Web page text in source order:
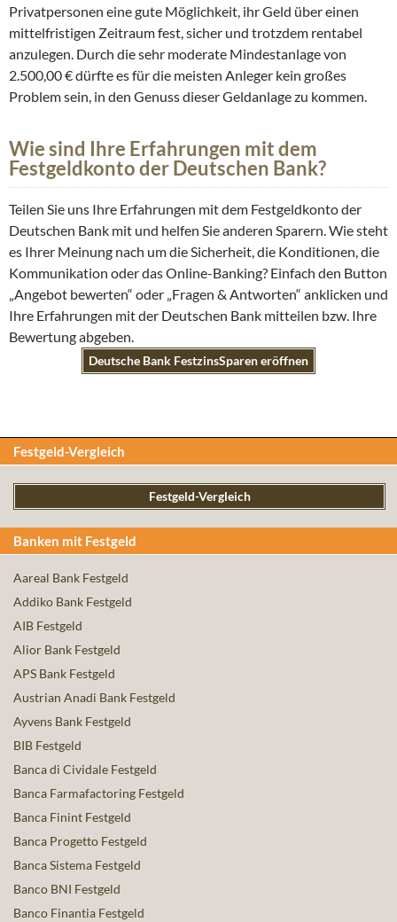
Privatpersonen eine gute Möglichkeit, ihr Geld über einen
mittelfristigen Zeitraum fest, sicher und trotzdem rentabel
anzulegen. Durch die sehr moderate Mindestanlage von
2.500,00 € dürfte es für die meisten Anleger kein großes
Problem sein, in den Genuss dieser Geldanlage zu kommen.
Wie sind Ihre Erfahrungen mit dem
Festgeldkonto der Deutschen Bank?
Teilen Sie uns Ihre Erfahrungen mit dem Festgeldkonto der
Deutschen Bank mit und helfen Sie anderen Sparern. Wie steht
es Ihrer Meinung nach um die Sicherheit, die Konditionen, die
Kommunikation oder das Online-Banking? Einfach den Button
„Angebot bewerten“ oder „Fragen & Antworten“ anklicken und
Ihre Erfahrungen mit der Deutschen Bank mitteilen bzw. Ihre
Bewertung abgeben.
Deutsche Bank FestzinsSparen eröffnen
Festgeld-Vergleich
Festgeld-Vergleich
Banken mit Festgeld
Aareal Bank Festgeld
Addiko Bank Festgeld
AIB Festgeld
Alior Bank Festgeld
APS Bank Festgeld
Austrian Anadi Bank Festgeld
Ayvens Bank Festgeld
BIB Festgeld
Banca di Cividale Festgeld
Banca Farmafactoring Festgeld
Banca Finint Festgeld
Banca Progetto Festgeld
Banca Sistema Festgeld
Banco BNI Festgeld
Banco Finantia Festgeld